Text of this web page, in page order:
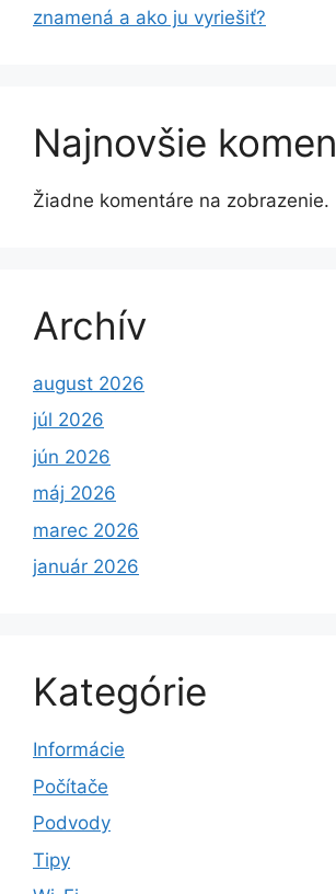
znamená a ako ju vyriešiť?
Najnovšie
Žiadne komentáre na zobrazenie.
Archív
august 2026
júl 2026
jún 2026
máj 2026
marec 2026
január 2026
Kategórie
Informácie
Počítače
Podvody
Tipy